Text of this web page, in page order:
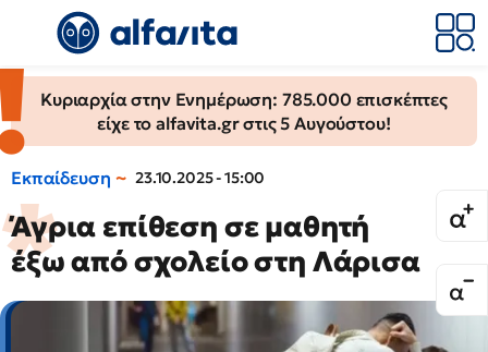
Κυριαρχία στην Ενημέρωση: 785.000 επισκέπτες
είχε το alfavita.gr στις 5 Αυγούστου!
Εκπαίδευση 23.10.2025 - 15:00
Άγρια επίθεση σε μαθητή
έξω από σχολείο στη Λάρισα